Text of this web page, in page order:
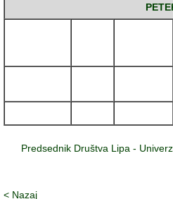
Predsednik Društva Lipa -
< Nazaj